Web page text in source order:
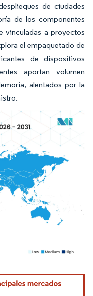
de ciudades
de los componentes
vinculadas a proyectos
el empaquetado de
de dispositivos
aportan volumen
alentados por la
según CC BY 4.0.